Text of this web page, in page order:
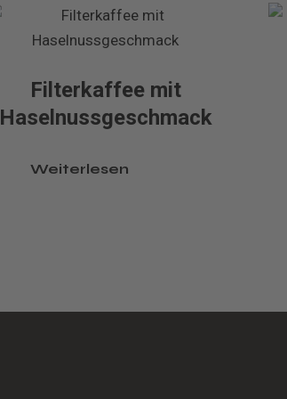
Filterkaffee mit
Haselnussgeschmack
Weiterlesen